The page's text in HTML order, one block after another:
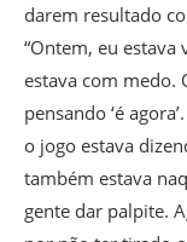
darem resultado
“Ontem, eu estava
estava com medo.
pensando ‘é
o jogo estava
também estava
gente dar palpite.